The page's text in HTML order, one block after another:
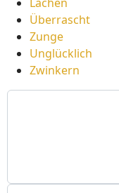
Überrascht
Zunge
Unglücklich
Zwinkern